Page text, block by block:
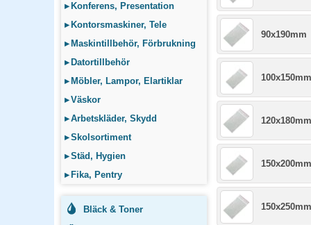
▸ Konferens, Presentation
▸ Kontorsmaskiner, Tele
▸ Maskintillbehör, Förbrukning
▸ Datortillbehör
▸ Möbler, Lampor, Elartiklar
▸Väskor
▸Arbetskläder, Skydd
▸Skolsortiment
▸Städ, Hygien
▸ Fika, Pentry
Bläck & Toner
90x190mm
100x150mm
120x180mm
150x200mm
150x250mm